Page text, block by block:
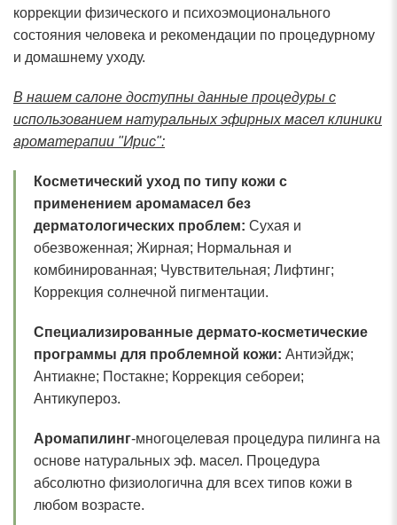
коррекции физического и психоэмоционального
состояния человека и рекомендации по процедурному
и домашнему уходу.
В нашем салоне доступны данные процедуры с
использованием натуральных эфирных масел клиники
ароматерапии "Ирис":
Косметический уход по типу кожи с
применением аромамасел без
дерматологических проблем: Сухая и
обезвоженная; Жирная; Нормальная и
комбинированная; Чувствительная; Лифтинг;
Коррекция солнечной пигментации.
Специализированные дермато-косметические
программы для проблемной кожи: Антиэйдж;
Антиакне; Постакне; Коррекция себореи;
Антикупероз.
Аромапилинг-многоцелевая процедура пилинга на
основе натуральных эф. масел. Процедура
абсолютно физиологична для всех типов кожи в
любом возрасте.